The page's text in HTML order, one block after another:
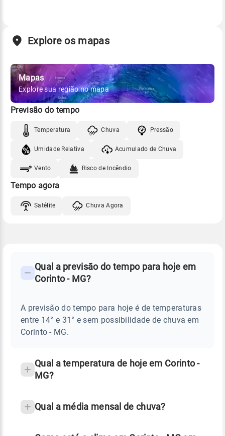
Explore os mapas
Mapas
Explore sua região no mapa
Previsão do tempo
Temperatura Chuva Pressão
Umidade Relativa Acumulado de Chuva
Vento Risco de Incêndio
Tempo agora
Satélite Chuva Agora
TEMPO
CORINTO
Perguntas
sobre
chuva
Qual a previsão do tempo para hoje em
Corinto - MG?
A previsão do tempo para hoje é de temperaturas
entre 14° e 31° e sem possibilidade de chuva em
Corinto - MG.
Qual a temperatura de hoje em Corinto -
MG?
Qual a média mensal de chuva?